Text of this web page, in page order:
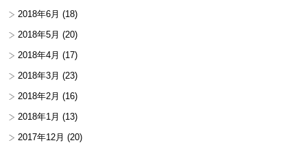
2018年6月 (18)
2018年5月 (20)
2018年4月 (17)
2018年3月 (23)
2018年2月 (16)
2018年1月 (13)
2017年12月 (20)